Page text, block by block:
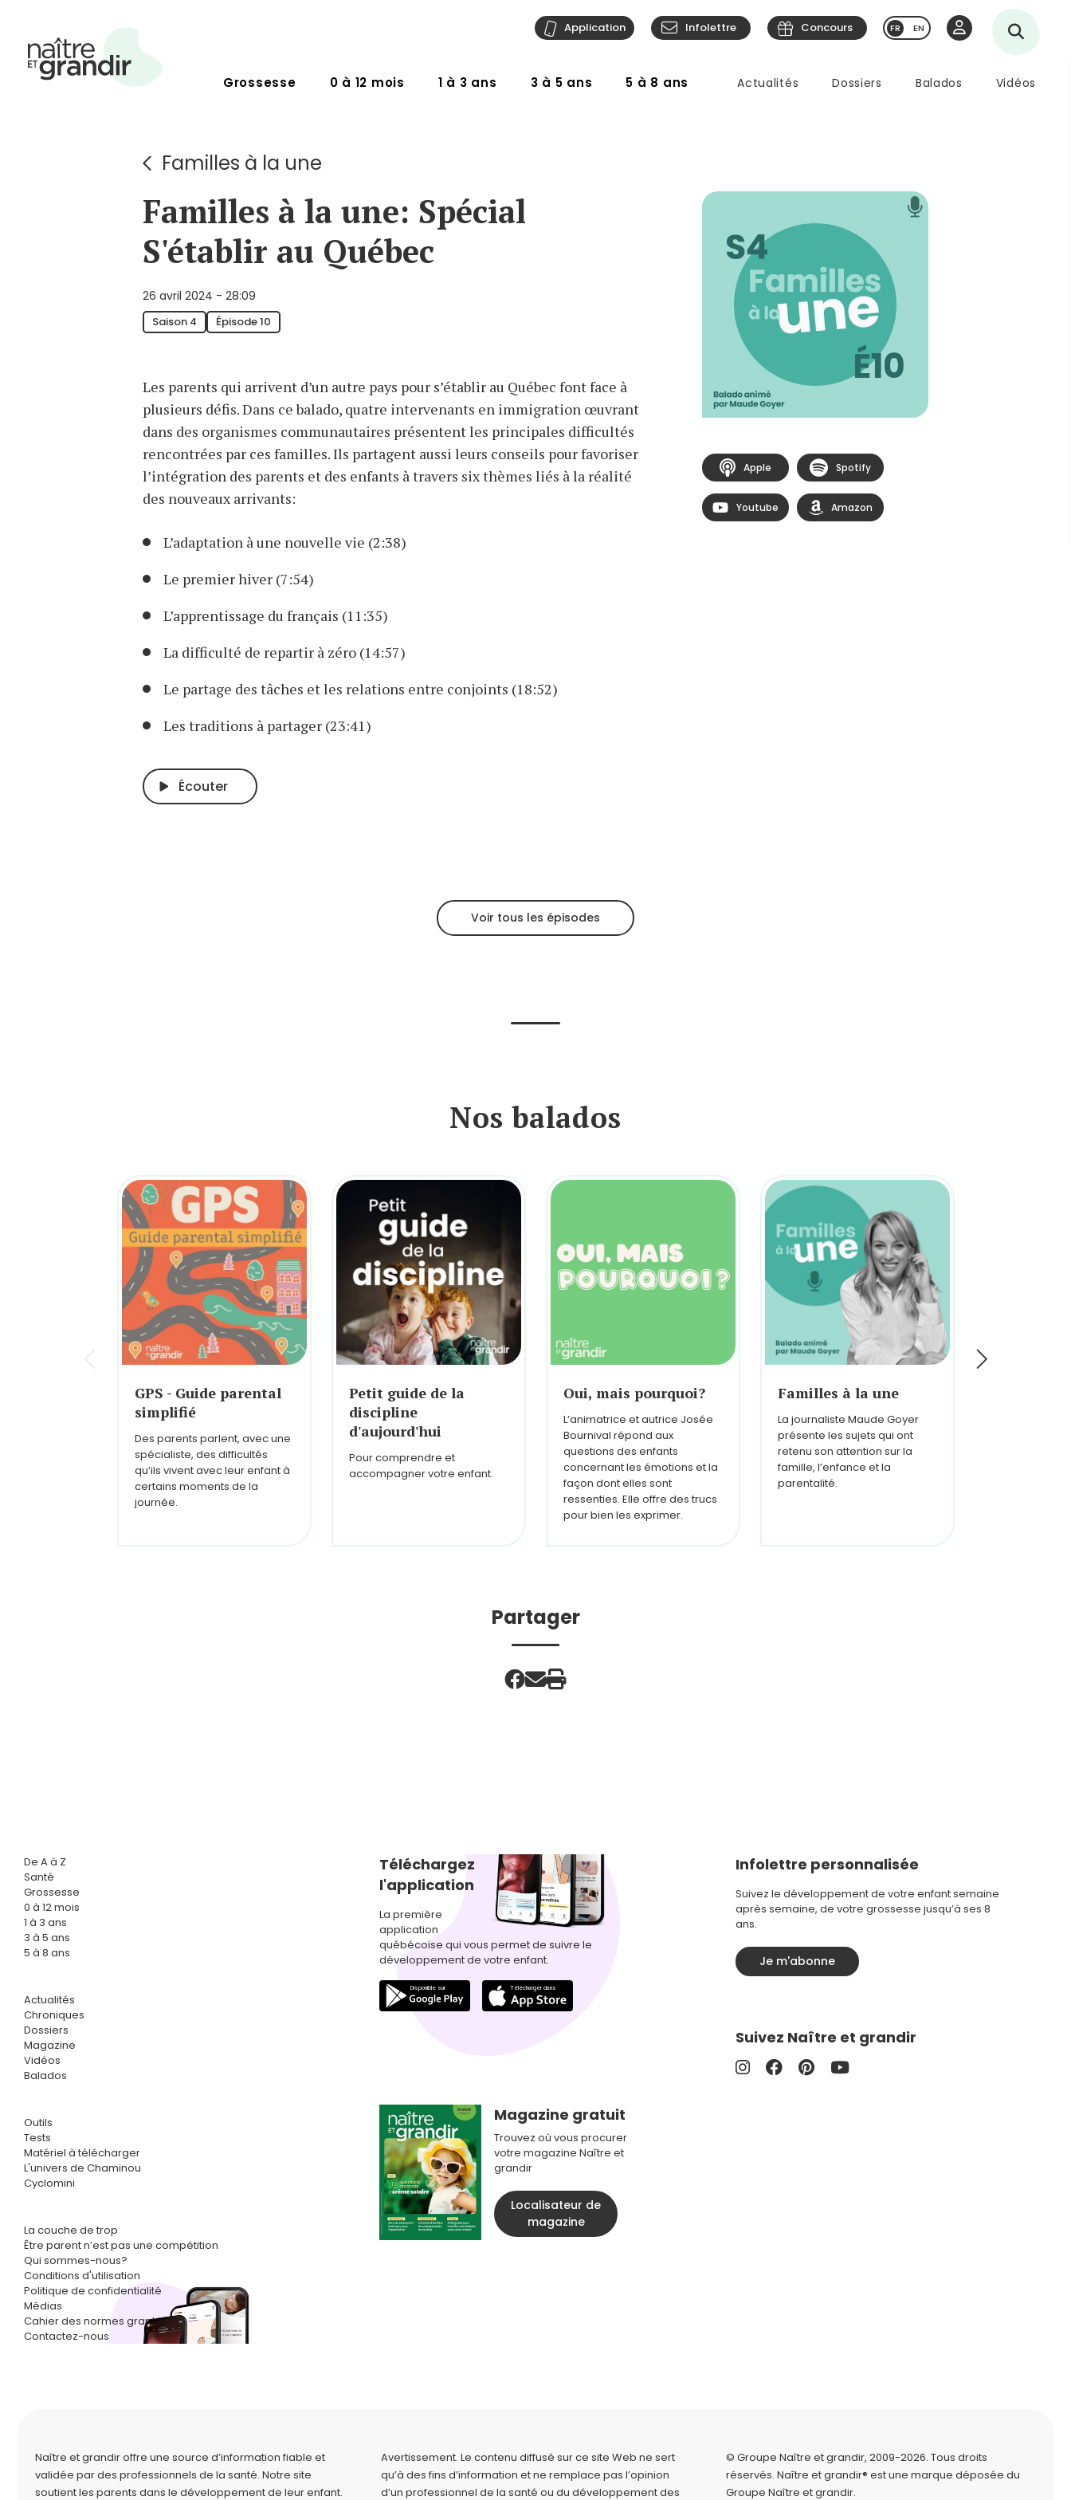
Grossesse 0 à 12 mois 1 à 3 ans 3 à 5 ans 5 à 8 ans Actualités Dossiers Balados Vidéos
Application Infolettre Concours EN
Familles à la une
Familles à la une: Spécial
S'établir au Québec
26 avril 2024 - 28:09
Saison 4 Épisode 10
Les parents qui arrivent d’un autre pays pour s’établir au Québec font face à
plusieurs défis. Dans ce balado, quatre intervenants en immigration œuvrant
dans des organismes communautaires présentent les principales difficultés
rencontrées par ces familles. Ils partagent aussi leurs conseils pour favoriser
l’intégration des parents et des enfants à travers six thèmes liés à la réalité
des nouveaux arrivants:
L’adaptation à une nouvelle vie (2:38)
Le premier hiver (7:54)
L’apprentissage du français (11:35)
La difficulté de repartir à zéro (14:57)
Le partage des tâches et les relations entre conjoints (18:52)
Les traditions à partager (23:41)
Écouter
Apple Spotify
Youtube Amazon
Voir tous les épisodes
Nos balados
GPS - Guide parental
simplifié
Des parents parlent, avec une
spécialiste, des difficultés
qu’ils vivent avec leur enfant à
certains moments de la
journée.
Petit guide de la
discipline
d'aujourd'hui
Pour comprendre et
accompagner votre enfant.
Oui, mais pourquoi?
L’animatrice et autrice Josée
Bournival répond aux
questions des enfants
concernant les émotions et la
façon dont elles sont
ressenties. Elle offre des trucs
pour bien les exprimer.
Familles à la une
La journaliste Maude Goyer
présente les sujets qui ont
retenu son attention sur la
famille, l’enfance et la
parentalité.
Partager
De A à Z
Santé
Grossesse
0 à 12 mois
1 à 3 ans
3 à 5 ans
5 à 8 ans
Actualités
Chroniques
Dossiers
Magazine
Vidéos
Balados
Outils
Tests
Matériel à télécharger
L'univers de Chaminou
Cyclomini
La couche de trop
Être parent n’est pas une compétition
Qui sommes-nous?
Conditions d'utilisation
Politique de confidentialité
Médias
Cahier des normes graphiques
Contactez-nous
Téléchargez
l'application
La première
application
québécoise qui vous permet de suivre le
développement de votre enfant.
Magazine gratuit
Trouvez où vous procurer
votre magazine Naître et
grandir
Localisateur de
magazine
Infolettre personnalisée
Suivez le développement de votre enfant semaine
après semaine, de votre grossesse jusqu’à ses 8
ans.
Je m'abonne
Suivez Naître et grandir
Naître et grandir offre une source d’information fiable et
validée par des professionnels de la santé. Notre site
soutient les parents dans le développement de leur enfant.
Avertissement. Le contenu diffusé sur ce site Web ne sert
qu’à des fins d’information et ne remplace pas l’opinion
d’un professionnel de la santé ou du développement des
© Groupe Naître et grandir, 2009-2026. Tous droits
réservés. Naître et grandir® est une marque déposée du
Groupe Naître et grandir.